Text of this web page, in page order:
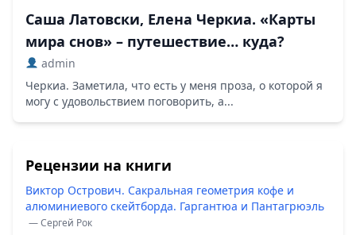
Саша Латовски, Елена Черкиа. «Карты
мира снов» – путешествие… куда?
admin
Черкиа. Заметила, что есть у меня проза, о которой я
могу с удовольствием поговорить, а...
Рецензии на книги
Виктор Острович. Сакральная геометрия кофе и
алюминиевого скейтборда. Гаргантюа и Пантагрюэль
— Сергей Рок